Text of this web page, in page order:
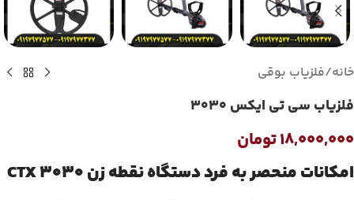
خانه/فلزیاب بوقی
فلزیاب سی تی ایکس 3030
۱۸,۰۰۰,۰۰۰تومان
امکانات منحصر به فرد دستگاه نقطه زن CTX 3030